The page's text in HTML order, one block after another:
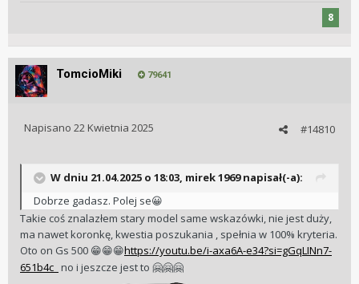
8
TomcioMiki 79641
#14810
Napisano 22 Kwietnia 2025
W dniu 21.04.2025 o 18:03, mirek 1969napisał(-a):
Dobrze gadasz. Polej se😀
Takie coś znalazłem stary model same wskazówki, nie jest duży,
ma nawet koronkę, kwestia poszukania , spełnia w 100% kryteria.
Oto on Gs 500 😁😁😁https://youtu.be/i-axa6A-e34?si=gGqLINn7-
651b4c_ no i jeszcze jest to 🤗🤗🤗